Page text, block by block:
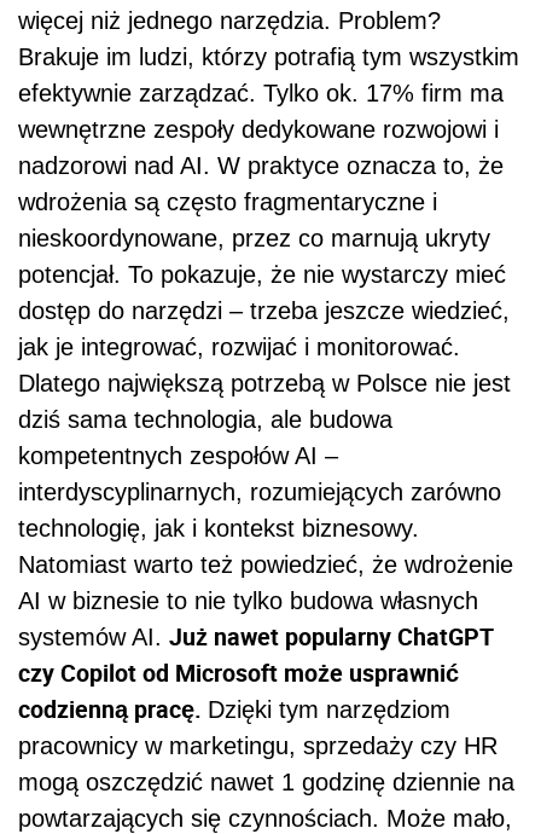
więcej niż jednego narzędzia. Problem?
Brakuje im ludzi, którzy potrafią tym wszystkim
efektywnie zarządzać. Tylko ok. 17% firm ma
wewnętrzne zespoły dedykowane rozwojowi i
nadzorowi nad AI. W praktyce oznacza to, że
wdrożenia są często fragmentaryczne i
nieskoordynowane, przez co marnują ukryty
potencjał. To pokazuje, że nie wystarczy mieć
dostęp do narzędzi – trzeba jeszcze wiedzieć,
jak je integrować, rozwijać i monitorować.
Dlatego największą potrzebą w Polsce nie jest
dziś sama technologia, ale budowa
kompetentnych zespołów AI –
interdyscyplinarnych, rozumiejących zarówno
technologię, jak i kontekst biznesowy.
Natomiast warto też powiedzieć, że wdrożenie
AI w biznesie to nie tylko budowa własnych
systemów AI. Już nawet popularny ChatGPT
czy Copilot od Microsoft może usprawnić
codzienną pracę. Dzięki tym narzędziom
pracownicy w marketingu, sprzedaży czy HR
mogą oszczędzić nawet 1 godzinę dziennie na
powtarzających się czynnościach. Może mało,